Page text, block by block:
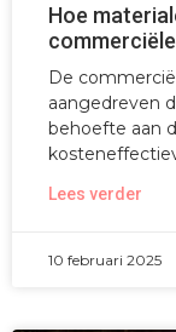
Hoe
De
aangedreven
behoefte aan
Lees verder
10 februari 2025